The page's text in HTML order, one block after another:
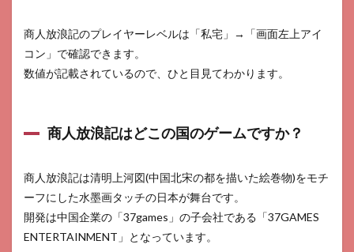
商人放浪記のプレイヤーレベルは「私宅」→「画面左上アイ
コン」で確認できます。
数値が記載されているので、ひと目見てわかります。
商人放浪記はどこの国のゲームですか？
商人放浪記は清明上河図(中国北宋の都を描いた絵巻物)をモチ
ーフにした水墨画タッチの日本が舞台です。
開発は中国企業の「37games」の子会社である「37GAMES
ENTERTAINMENT」となっています。